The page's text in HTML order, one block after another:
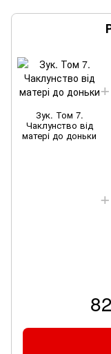
Зук. Том 7.
Чаклунство від
матері до доньки